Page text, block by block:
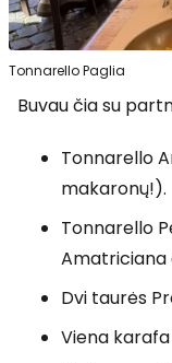
Tonnarello Paglia
Buvau čia su
Tonnarello
makaronų!).
Tonnarello
Amatriciana
Dvi taurės
Viena